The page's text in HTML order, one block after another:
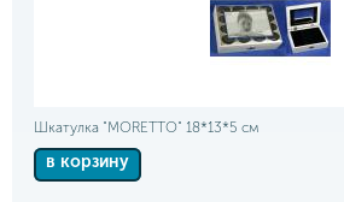
Шкатулка "MORETTO" 18*13*5 см
в корзину